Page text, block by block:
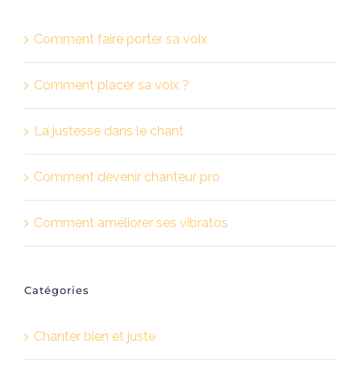
Comment faire porter sa voix
Comment placer sa voix ?
La justesse dans le chant
Comment devenir chanteur pro
Comment améliorer ses vibratos
Catégories
Chanter bien et juste